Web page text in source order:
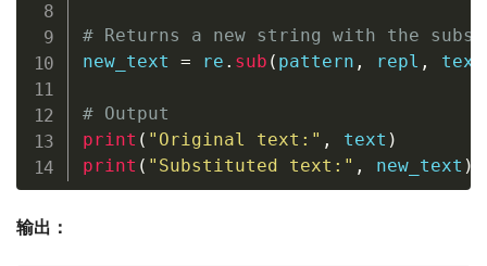
# Returns a new string with the
new_text = re . sub ( pattern , repl , text
# Output
print ( "Original text:" , text )
print ( "Substituted text:" , new_text )
输出：